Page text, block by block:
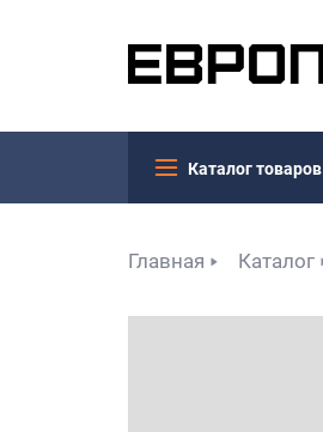
Каталог товаров
Главная Каталог